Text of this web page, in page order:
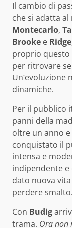
Il cambio di
che si adatta
Montecarlo,
Brooke e Ridge
proprio questo
per ritrovare
Un’evoluzione
dinamiche.
Per il pubblico
panni della
oltre un anno e
conquistato il
intensa e
indipendente e
dato nuova
perdere smalto.
Con Budig
trama. Ora non